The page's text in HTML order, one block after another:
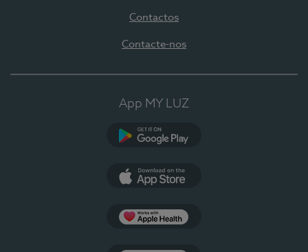
Contactos
Contacte-nos
App MY LUZ